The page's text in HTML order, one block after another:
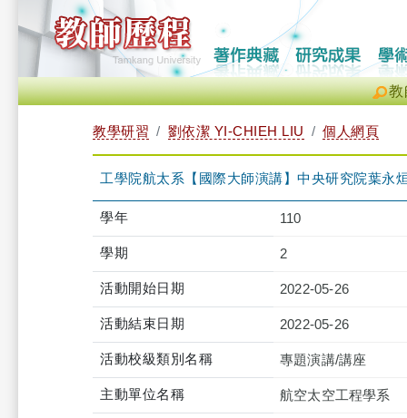
教
教學研習 劉依潔 YI-CHIEH LIU 個人網頁
工學院航太系【國際大師演講】中央研究院葉永
學年 110
學期 2
活動開始日期 2022-05-26
活動結束日期 2022-05-26
活動校級類別名稱 專題演講/講座
主動單位名稱 航空太空工程學系